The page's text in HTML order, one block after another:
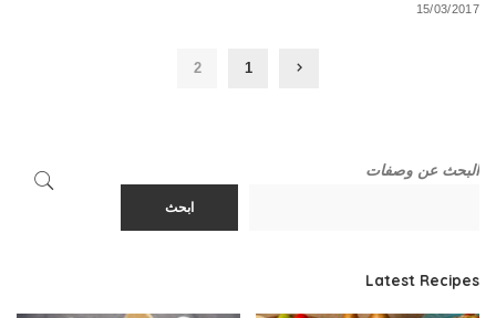
15/03/2017
1
2
البحث عن وصفات
ابحث
Latest Recipes